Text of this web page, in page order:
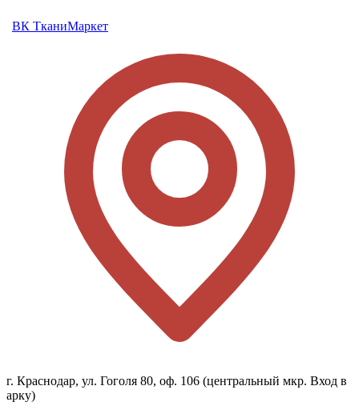
ВК ТканиМаркет
г. Краснодар, ул. Гоголя 80, оф. 106 (центральный мкр. Вход в
арку)